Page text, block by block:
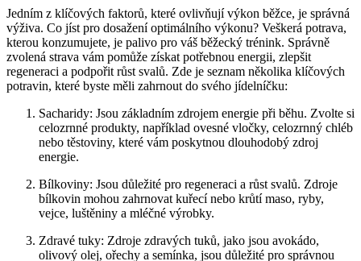
Jedním z klíčových faktorů, které ovlivňují výkon běžce, je správná
výživa. Co jíst pro dosažení optimálního výkonu? Veškerá potrava,
kterou konzumujete, je palivo pro váš běžecký trénink. Správně
zvolená strava vám pomůže získat potřebnou energii, zlepšit
regeneraci a podpořit růst svalů. Zde je seznam několika klíčových
potravin, které byste měli zahrnout do svého jídelníčku:
Sacharidy: Jsou základním zdrojem energie při běhu. Zvolte si
celozrnné produkty, například ovesné vločky, celozrnný chléb
nebo těstoviny, které vám poskytnou dlouhodobý zdroj
energie.
Bílkoviny: Jsou důležité pro regeneraci a růst svalů. Zdroje
bílkovin mohou zahrnovat kuřecí nebo krůtí maso, ryby,
vejce, luštěniny a mléčné výrobky.
Zdravé tuky: Zdroje zdravých tuků, jako jsou avokádo,
olivový olej, ořechy a semínka, jsou důležité pro správnou